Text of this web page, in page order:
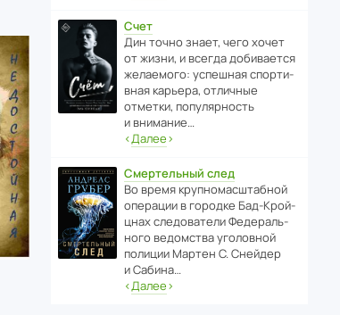
Счет
Дин точно знает, чего хочет
от жизни, и всегда доби­ва­ется
жела­е­мого: успе­шная спор­ти­
вная карьера, отли­чные
отметки, попу­ля­р­ность
и внимание…
‹Далее›
Смертельный след
Во время круп­но­мас­ш­та­бной
операции в городке Бад‑Крой­
цнах следо­ва­тели Феде­раль­
ного ведомства уголо­вной
полиции Мартен С. Снейдер
и Сабина…
‹Далее›